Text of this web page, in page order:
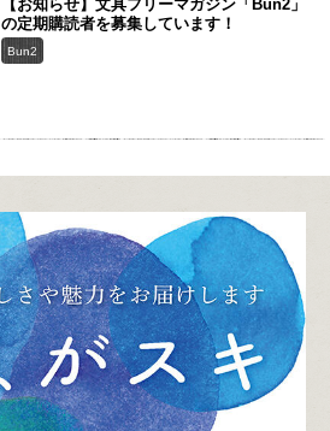
【お知らせ】文具フリーマガジン「Bun2」
の定期購読者を募集しています！
Bun2